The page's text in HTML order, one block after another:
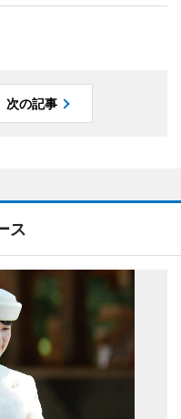
次の記事
ス